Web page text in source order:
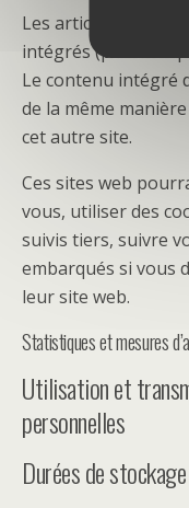
Les articles de ce
intégrés (par
Le contenu intégré
de la même
cet autre site.
Ces sites web
vous, utiliser des
suivis tiers, suivre
embarqués si vous
leur site web.
Statistiques et mesures
Utilisation et
personnelles
Durées de